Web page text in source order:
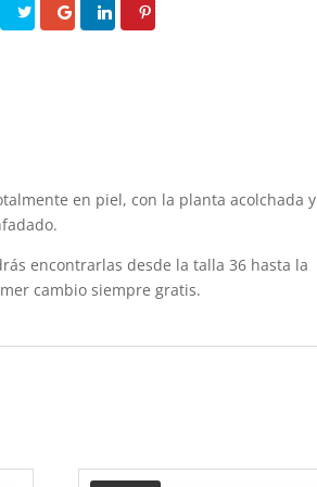
en piel, con la planta acolchada y
encontrarlas desde la talla 36 hasta la
cambio siempre gratis.